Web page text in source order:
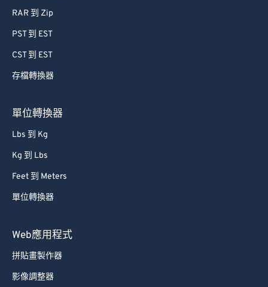
RAR 到 Zip
PST 到 EST
CST 到 EST
存檔轉換器
單位轉換器
Lbs 到 Kg
Kg 到 Lbs
Feet 到 Meters
單位轉換器
Web應用程式
拼貼畫製作器
影像調整器